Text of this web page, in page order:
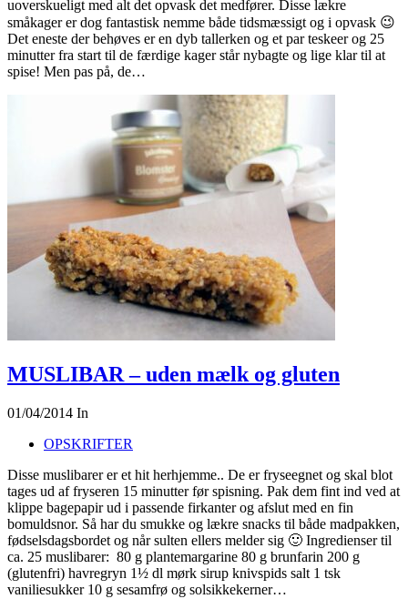
uoverskueligt med alt det opvask det medfører. Disse lækre
småkager er dog fantastisk nemme både tidsmæssigt og i opvask 😉
Det eneste der behøves er en dyb tallerken og et par teskeer og 25
minutter fra start til de færdige kager står nybagte og lige klar til at
spise! Men pas på, de…
MUSLIBAR – uden mælk og gluten
01/04/2014 In
OPSKRIFTER
Disse muslibarer er et hit herhjemme.. De er fryseegnet og skal blot
tages ud af fryseren 15 minutter før spisning. Pak dem fint ind ved at
klippe bagepapir ud i passende firkanter og afslut med en fin
bomuldsnor. Så har du smukke og lækre snacks til både madpakken,
fødselsdagsbordet og når sulten ellers melder sig 🙂 Ingredienser til
ca. 25 muslibarer: 80 g plantemargarine 80 g brunfarin 200 g
(glutenfri) havregryn 1½ dl mørk sirup knivspids salt 1 tsk
vaniliesukker 10 g sesamfrø og solsikkekerner…